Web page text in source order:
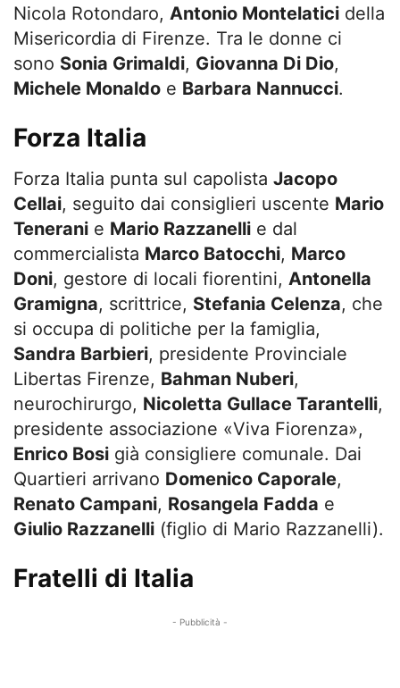
Nicola Rotondaro, Antonio Montelatici della
Misericordia di Firenze. Tra le donne ci
sono Sonia Grimaldi, Giovanna Di Dio,
Michele Monaldo e Barbara Nannucci.
Forza Italia
Forza Italia punta sul capolista Jacopo
Cellai, seguito dai consiglieri uscente Mario
Tenerani e Mario Razzanelli e dal
commercialista Marco Batocchi, Marco
Doni, gestore di locali fiorentini, Antonella
Gramigna, scrittrice, Stefania Celenza, che
si occupa di politiche per la famiglia,
Sandra Barbieri, presidente Provinciale
Libertas Firenze, Bahman Nuberi,
neurochirurgo, Nicoletta Gullace Tarantelli,
presidente associazione «Viva Fiorenza»,
Enrico Bosi già consigliere comunale. Dai
Quartieri arrivano Domenico Caporale,
Renato Campani, Rosangela Fadda e
Giulio Razzanelli (figlio di Mario Razzanelli).
Fratelli di Italia
- Pubblicità -